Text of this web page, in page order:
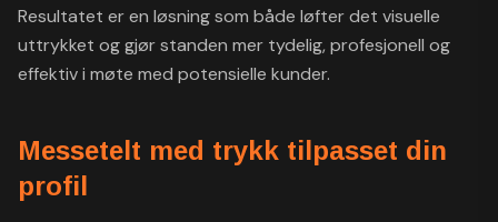
Resultatet er en løsning som både løfter det visuelle
uttrykket og gjør standen mer tydelig, profesjonell og
effektiv i møte med potensielle kunder.
Messetelt med trykk tilpasset din
profil